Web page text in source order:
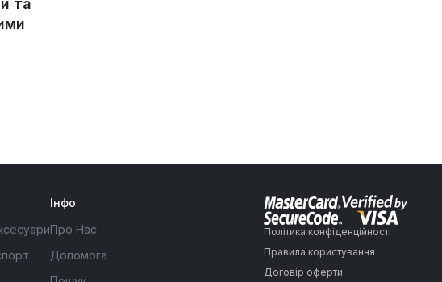
та
Інфо
Про Нас
Допомога
Політика конфіденційності
Правила користування
Договір оферти